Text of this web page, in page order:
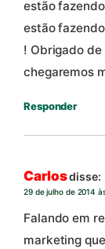
estão
estão
! Obrigado
chegaremos
Responder
Carlosdisse:
29 de julho de 2014
Falando em
marketing